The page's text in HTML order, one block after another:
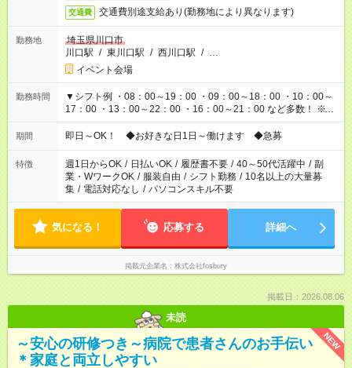
交通費 交通費別途支給あり(勤務地により異なります)
勤務地
埼玉県川口市
川口駅 / 東川口駅 / 西川口駅 / …
イベント会場
勤務時間
▼シフト例 ・08：00～19：00 ・09：00～18：00 ・10：00～
17：00 ・13：00～22：00 ・16：00～21：00 など多数！ ※お
仕事により勤務時間が異なります
期間 即日～OK！ ◆お好きな日1日～働けます ◆急募
特徴 週1日からOK / 日払いOK / 履歴書不要 / 40～50代活躍中 / 副
業・WワークOK / 服装自由 / シフト勤務 / 10名以上の大量募
集 / 電話対応なし / パソコンスキル不要
気になる！ 応募する 詳細へ
掲載元企業名 株式会社fosbury
掲載日：2026.08.06
未読
NEW
～安心の研修つき～病院で患者さんのお手伝い
＊家庭と両立しやすい